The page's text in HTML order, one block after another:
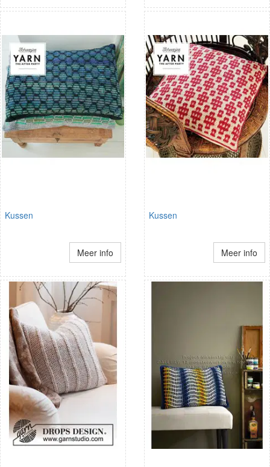
Kussen
Meer info
Kussen
Meer info